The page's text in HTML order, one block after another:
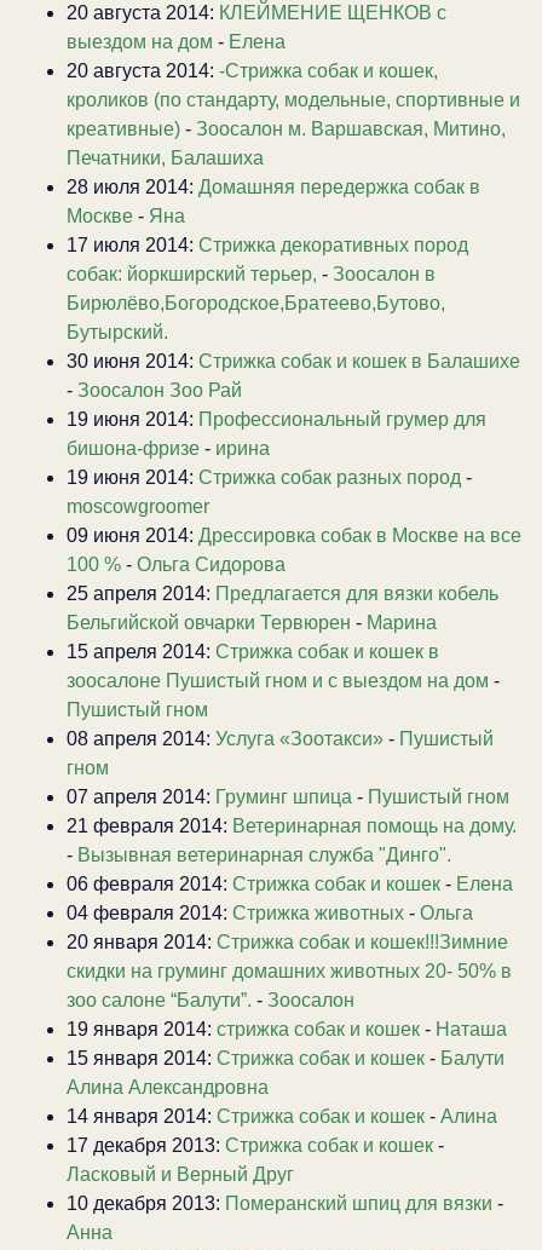
20 августа 2014: КЛЕЙМЕНИЕ ЩЕНКОВ с
выездом на дом - Елена
20 августа 2014: -Стрижка собак и кошек,
кроликов (по стандарту, модельные, спортивные и
креативные) - Зоосалон м. Варшавская, Митино,
Печатники, Балашиха
28 июля 2014: Домашняя передержка собак в
Москве - Яна
17 июля 2014: Стрижка декоративных пород
собак: йоркширский терьер, - Зоосалон в
Бирюлёво,Богородское,Братеево,Бутово,
Бутырский.
30 июня 2014: Стрижка собак и кошек в Балашихе
- Зоосалон Зоо Рай
19 июня 2014: Профессиональный грумер для
бишона-фризе - ирина
19 июня 2014: Стрижка собак разных пород -
moscowgroomer
09 июня 2014: Дрессировка собак в Москве на все
100 % - Ольга Сидорова
25 апреля 2014: Предлагается для вязки кобель
Бельгийской овчарки Тервюрен - Марина
15 апреля 2014: Стрижка собак и кошек в
зоосалоне Пушистый гном и с выездом на дом -
Пушистый гном
08 апреля 2014: Услуга «Зоотакси» - Пушистый
гном
07 апреля 2014: Груминг шпица - Пушистый гном
21 февраля 2014: Ветеринарная помощь на дому.
- Вызывная ветеринарная служба "Динго".
06 февраля 2014: Стрижка собак и кошек - Елена
04 февраля 2014: Стрижка животных - Ольга
20 января 2014: Стрижка собак и кошек!!!Зимние
скидки на груминг домашних животных 20- 50% в
зоо салоне “Балути”. - Зоосалон
19 января 2014: стрижка собак и кошек - Наташа
15 января 2014: Стрижка собак и кошек - Балути
Алина Александровна
14 января 2014: Стрижка собак и кошек - Алина
17 декабря 2013: Стрижка собак и кошек -
Ласковый и Верный Друг
10 декабря 2013: Померанский шпиц для вязки -
Анна